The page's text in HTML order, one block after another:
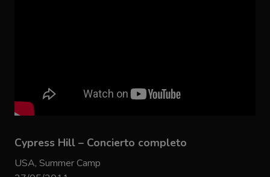
Cypress Hill – Concierto completo
USA, Summer Camp